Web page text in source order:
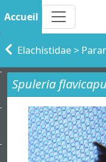
Accueil
Elachistidae>
Spuleria